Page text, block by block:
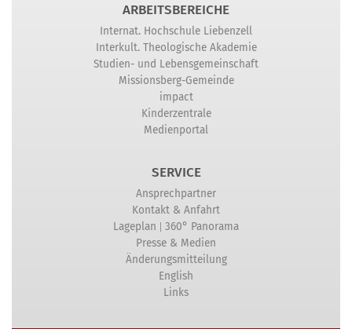
ARBEITSBEREICHE
Internat. Hochschule Liebenzell
Interkult. Theologische Akademie
Studien- und Lebensgemeinschaft
Missionsberg-Gemeinde
impact
Kinderzentrale
Medienportal
SERVICE
Ansprechpartner
Kontakt & Anfahrt
Lageplan | 360° Panorama
Presse & Medien
Änderungsmitteilung
English
Links